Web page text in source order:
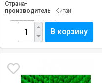
Страна-
производитель
Китай
В корзину